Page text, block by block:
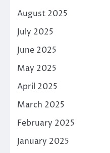
August 2025
July 2025
June 2025
May 2025
April 2025
March 2025
February 2025
January 2025